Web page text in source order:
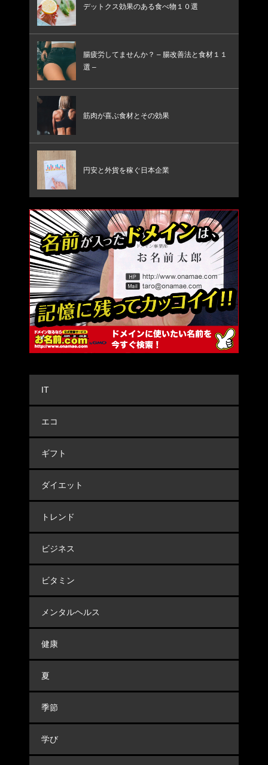
デットクス効果のある食べ物１０選
腸疲労してませんか？ – 腸改善法と食材１１
選 –
筋肉が喜ぶ食材とその効果
円安と外貨を稼ぐ日本企業
IT
エコ
ギフト
ダイエット
トレンド
ビジネス
ビタミン
メンタルヘルス
健康
夏
季節
学び